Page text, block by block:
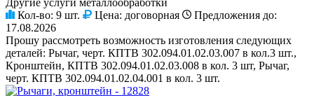
Кол-во: 9 шт. Цена: договорная
Предложения до:
17.08.2026
Прошу рассмотреть возможность изготовления следующих
деталей: Рычаг, черт. КПТВ 302.094.01.02.03.007 в кол.3 шт.,
Кронштейн, КПТВ 302.094.01.02.03.008 в кол. 3 шт, Рычаг,
черт. КПТВ 302.094.01.02.04.001 в кол. 3 шт.